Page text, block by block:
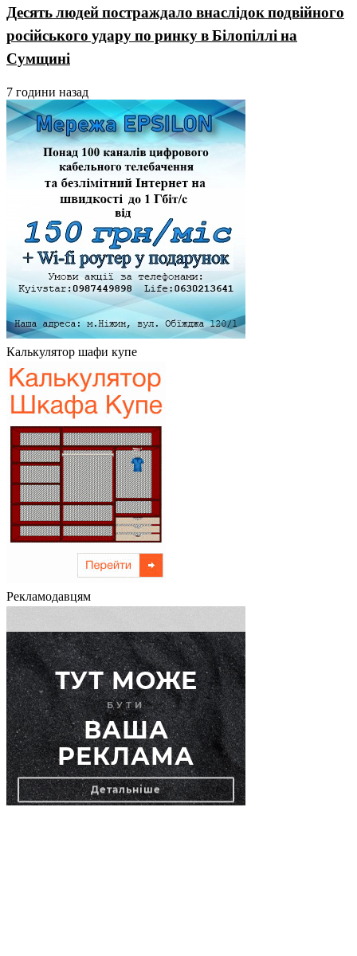
Десять людей постраждало внаслідок подвійного
російського удару по ринку в Білопіллі на
Сумщині
7 години назад
Калькулятор шафи купе
Рекламодавцям